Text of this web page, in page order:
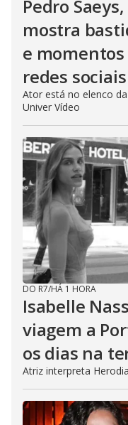
Pedro
mostra
e
redes sociais
Ator está no elenco
Univer Vídeo
DO R7/HÁ 1 HORA
Isabelle
viagem a
os dias na
Atriz interpreta